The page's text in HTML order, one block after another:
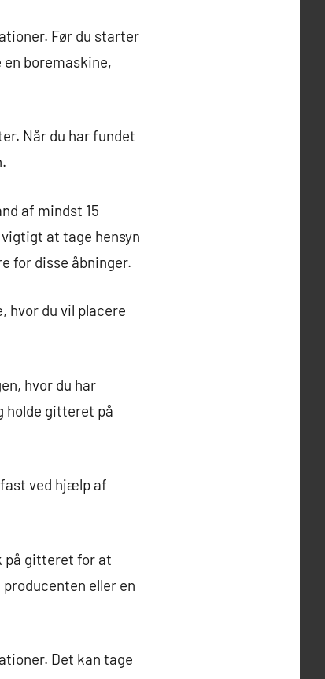
Før du starter
boremaskine,
Når du har fundet
af mindst 15
at tage hensyn
for disse åbninger.
hvor du vil placere
hvor du har
holde gitteret på
ved hjælp af
på gitteret for at
eller en
Det kan tage